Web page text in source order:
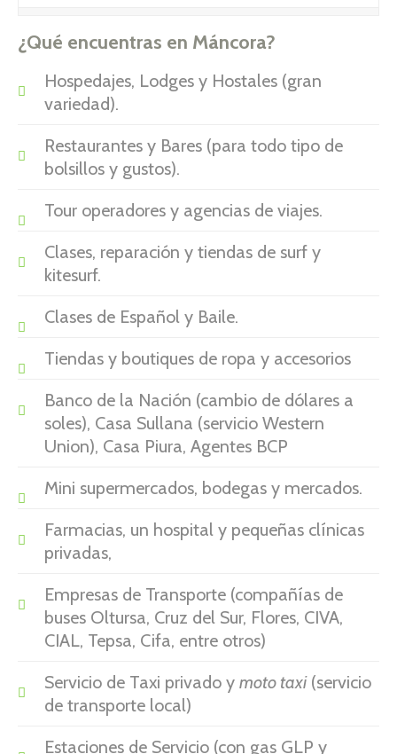
¿Qué encuentras en Máncora?
Hospedajes, Lodges y Hostales (gran
variedad).
Restaurantes y Bares (para todo tipo de
bolsillos y gustos).
Tour operadores y agencias de viajes.
Clases, reparación y tiendas de surf y
kitesurf.
Clases de Español y Baile.
Tiendas y boutiques de ropa y accesorios
Banco de la Nación (cambio de dólares a
soles), Casa Sullana (servicio Western
Union), Casa Piura, Agentes BCP
Mini supermercados, bodegas y mercados.
Farmacias, un hospital y pequeñas clínicas
privadas,
Empresas de Transporte (compañías de
buses Oltursa, Cruz del Sur, Flores, CIVA,
CIAL, Tepsa, Cifa, entre otros)
Servicio de Taxi privado y moto taxi(servicio
de transporte local)
Estaciones de Servicio (con gas GLP y